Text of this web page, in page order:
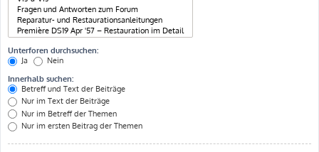
Unterforen durchsuchen:
Ja
Nein
Innerhalb suchen:
Betreff und Text der Beiträge
Nur im Text der Beiträge
Nur im Betreff der Themen
Nur im ersten Beitrag der Themen